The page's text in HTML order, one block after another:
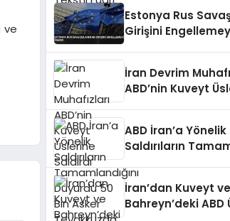
ve
Estonya Rus
Girişini
İran Devrim
ABD’nin Kuveyt
ABD İran’a Yönelik
Saldırıların
Teyakkuzda
İran’dan Kuveyt ve
Bahreyn’deki ABD